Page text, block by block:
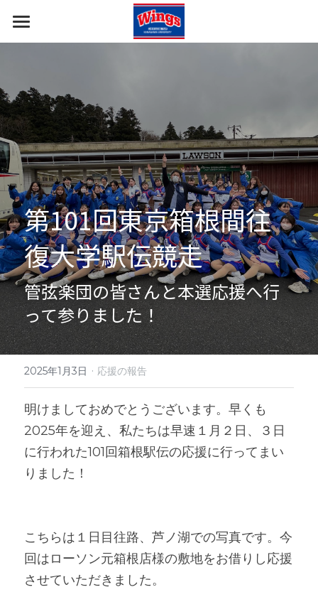
ホーム
すべてのカテゴリ
応援の報告
イベント出演の報告
ご挨拶
部員・コーチ
部の概要
ギャラリー
第101回東京箱根間往
復大学駅伝競走
管弦楽団の皆さんと本選応援へ行
って参りました！
2025年1月3日 · 応援の報告
明けましておめでとうございます。早くも
2025年を迎え、私たちは早速１月２日、３日
に行われた101回箱根駅伝の応援に行ってまい
りました！
こちらは１日目往路、芦ノ湖での写真です。今
回はローソン元箱根店様の敷地をお借りし応援
させていただきました。